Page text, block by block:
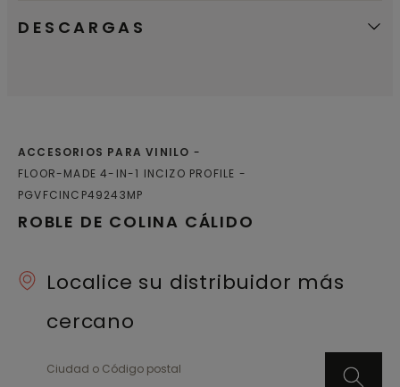
DESCARGAS
ROBLE DE COLINA CÁLIDO
ACCESORIOS PARA VINILO
FLOOR-MADE 4-IN-1 INCIZO PROFILE
PGVFCINCP49243MP
Localice su distribuidor más
cercano
Ciudad o Código postal